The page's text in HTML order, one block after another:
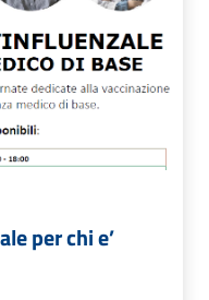
per chi e’